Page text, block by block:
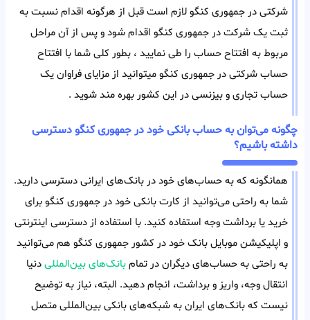
شرکتی در جمهوری کنگو لازم است قبل از هرگونه اقدام نسبت به
ثبت یک شرکت در جمهوری کنگو اقدام شود و پس از آن مراحل
مربوط به افتتاح حساب را طی نمایید ، بطور کلی شما با افتتاح
حساب شرکتی در جمهوری کنگو میتوانید از مزایای فراوان یک
حساب تجاری و بیزنسی در این کشور بهره مند شوید .
چگونه می‌توان به حساب بانکی خود در جمهوری کنگو دسترسی
داشته باشیم؟
همانگونه که به حساب‌های خود در بانک‌های ایرانی دسترسی دارید.
شما به راحتی می‌توانید از کارت بانکی خود در جمهوری کنگو برای
خرید یا برداشت وجه استفاده کنید. با استفاده از دسترسی اینترنتی
و اپلیکیشن موبایل بانک خود در کشور جمهوری کنگو هم می‌توانید
به راحتی به حساب‌های دیگران در تمامبانک‌های بین‌المللیدنیا
انتقال وجه، واریز و برداشت، انجام دهید. البته، نیاز به توضیح
نیست که بانک‌های ایران به شبکه‌های بانکی بین‌المللی متصل